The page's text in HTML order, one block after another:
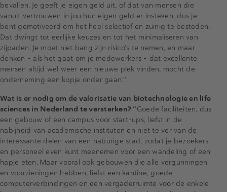
bevallen. Je geeft je eigen geld uit, of dat van mensen die
vanuit vertrouwen in jou hun eigen geld er insteken, dus je
bent gemotiveerd om het heel selectief en zuinig te besteden.
Dat dwingt tot eerlijke keuzes en tot het minimaliseren van
zijpaden. Je moet niet bang zijn risico’s te nemen, en maar
denken – als het gaat om je medewerkers – dat excellente
mensen altijd wel weer een nieuwe plek vinden, mocht de
onderneming een kopje onder gaan.’’
Wat is er nodig om de valorisatie van biotechnologie en life
sciences in Nederland te versterken? ‘’Goede faciliteiten, dus
een gebouw of een campus voor start-ups, liefst in de
nabijheid van academische instituten en niet te ver van de
interessante delen van een naburige stad, zodat je bezoekers
en personeel even kunt meenemen voor een wandeling of een
hapje eten. Maar vooral ook gebouwen die alle vergunningen
en voorzieningen hebben, liefst een kantine, goede
computerverbindingen en een vergaderruimte voor de enkele